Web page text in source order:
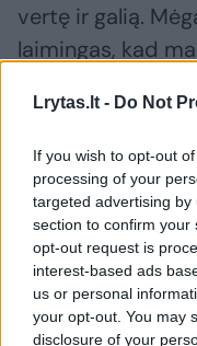
Lrytas.lt - Do Not
If you wish to opt-out
processing of your
targeted advertising
section to confirm your
opt-out request is
interest-based ads
us or personal
your opt-out. You may
disclosure of your
vertę ir galią.
laimingas, kad
KTU treneris
klaipėdiečiai
krepšininkų
„Klaipėdiečių
pataikėme iš